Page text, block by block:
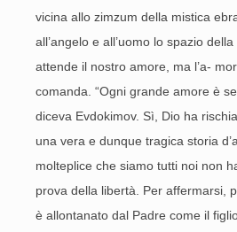
vicina allo zimzum della mistica
all’angelo e all’uomo lo spazio
attende il nostro amore, ma l’a-
comanda. “Ogni grande amore è
diceva Evdokimov. Sì, Dio ha
una vera e dunque tragica storia
molteplice che siamo tutti noi non
prova della libertà. Per affermarsi,
è allontanato dal Padre come il